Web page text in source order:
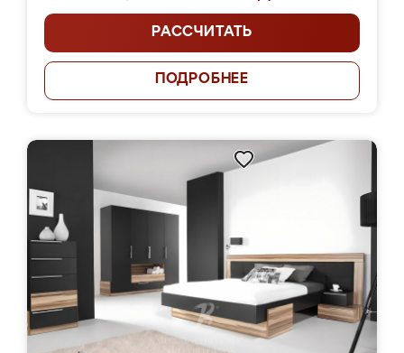
РАССЧИТАТЬ
ПОДРОБНЕЕ